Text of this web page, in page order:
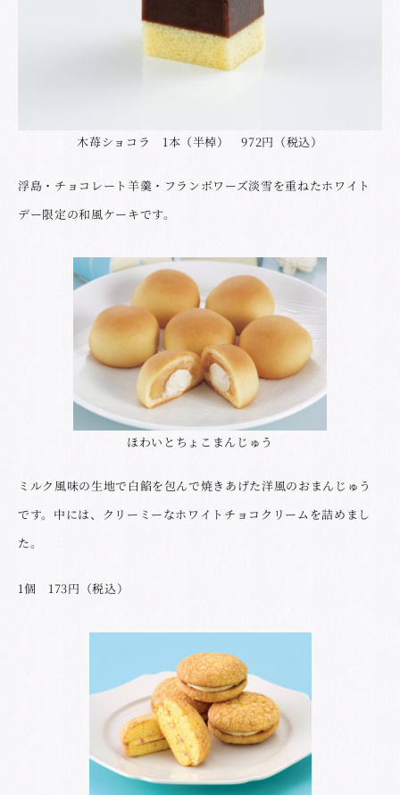
木苺ショコラ 1本（半棹） 972円（税込）
浮島・チョコレート羊羹・フランボワーズ淡雪を重ねたホワイト
デー限定の和風ケーキです。
ほわいとちょこまんじゅう
ミルク風味の生地で白餡を包んで焼きあげた洋風のおまんじゅう
です。中には、クリーミーなホワイトチョコクリームを詰めまし
た。
1個 173円（税込）